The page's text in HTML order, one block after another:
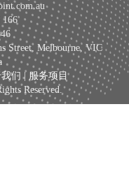
166
Street, Melbourne, VIC
们 | 服务项目
Reserved.